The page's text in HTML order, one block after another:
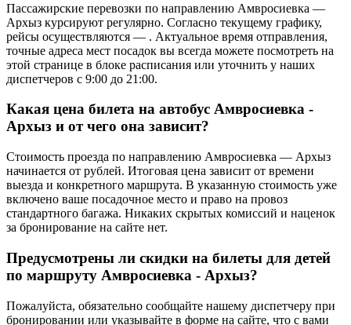
Пассажирские перевозки по направлению Амвросиевка —
Архыз курсируют регулярно. Согласно текущему графику,
рейсы осуществляются — . Актуальное время отправления,
точные адреса мест посадок вы всегда можете посмотреть на
этой странице в блоке расписания или уточнить у наших
диспетчеров с 9:00 до 21:00.
Какая цена билета на автобус Амвросиевка -
Архыз и от чего она зависит?
Стоимость проезда по направлению Амвросиевка — Архыз
начинается от рублей. Итоговая цена зависит от времени
выезда и конкретного маршрута. В указанную стоимость уже
включено ваше посадочное место и право на провоз
стандартного багажа. Никаких скрытых комиссий и наценок
за бронирование на сайте нет.
Предусмотрены ли скидки на билеты для детей
по маршруту Амвросиевка - Архыз?
Пожалуйста, обязательно сообщайте нашему диспетчеру при
бронировании или указывайте в форме на сайте, что с вами